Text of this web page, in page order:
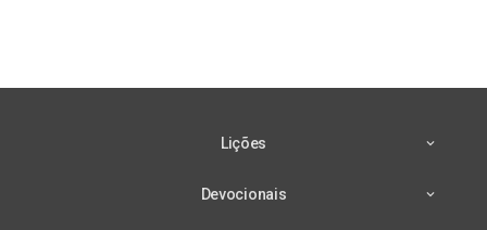
Lições
Devocionais